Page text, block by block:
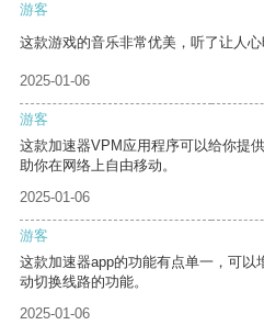
游客
这款游戏的音乐非常优美，听了让人心
2025-01-06
游客
这款加速器VPM应用程序可以给你提
助你在网络上自由移动。
2025-01-06
游客
这款加速器app的功能有点单一，可以
动切换线路的功能。
2025-01-06